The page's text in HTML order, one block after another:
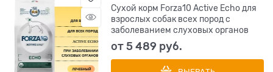
Сухой корм Forza10 Active Echo для
взрослых собак всех пород с
заболеванием слуховых органов
от5 489 руб.